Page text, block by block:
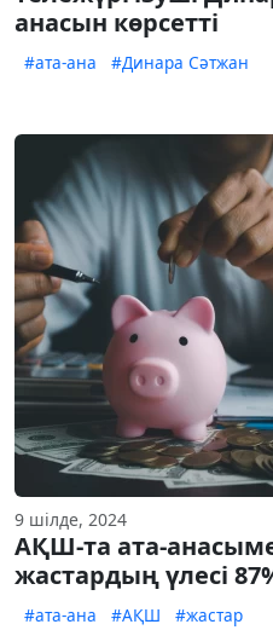
анасын көрсетті
#ата-ана #Динара Сәтжан
9 шілде, 2024
АҚШ-та ата-
жастардың үлесі
#ата-ана #АҚШ #жастар